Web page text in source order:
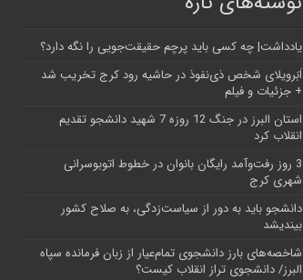
یادداشت| ‌چه کسی باید پرچم حقیقت‌جویی را نگه دارد؟
اَبَر‌ویلای شخص ذی‌نفوذ در حاشیه‌ رود کرج تخریب شد
+ جزئیات و فیلم
استان البرز در جنگ 12 روزه 7 شهید دانشجو تقدیم
انقلاب کرد
3 روز رفت‌وآمد رایگان بانوان در خطوط اتوبوسرانی
شهری کرج
دانشجو باید به دور از سیاست‌زدگی، به صلاح کشور
بیندیشد
شاخصه‌های بارز دانشجوی تمام‌عیار از زبان فرمانده سپاه
البرز/ دانشجوی تراز انقلاب کیست؟